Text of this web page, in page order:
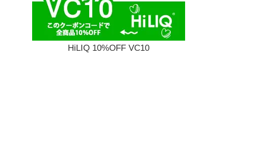
HiLIQ 10%OFF VC10